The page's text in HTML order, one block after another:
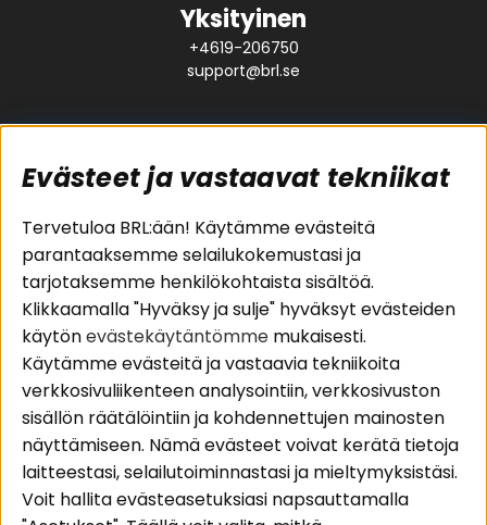
Yksityinen
+4619-206750
support@brl.se
Suositut sivut
Pakettiratkaisut
Autostereot
Kaiuttimet
Päätevahvistimet
Lisätarvikkeet
Kaapelit
Asiakaspalvelu
Evästeet
Huolto- ja
takuutiedot
Ostoehdot
Palautus
Tietosuojapolitiikka
Alueet
Autohifi
Seuraa meitä
Instagram
Evästeet ja vastaavat tekniikat
Tervetuloa BRL:ään! Käytämme evästeitä
parantaaksemme selailukokemustasi ja
tarjotaksemme henkilökohtaista sisältöä.
Klikkaamalla "Hyväksy ja sulje" hyväksyt evästeiden
käytönevästekäytäntömme mukaisesti.
Käytämme evästeitä ja vastaavia tekniikoita
verkkosivuliikenteen analysointiin, verkkosivuston
sisällön räätälöintiin ja kohdennettujen mainosten
näyttämiseen. Nämä evästeet voivat kerätä tietoja
laitteestasi, selailutoiminnastasi ja mieltymyksistäsi.
Voit hallita evästeasetuksiasi napsauttamalla